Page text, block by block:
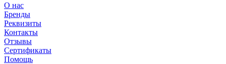
О нас
Бренды
Реквизиты
Контакты
Отзывы
Сертификаты
Помощь